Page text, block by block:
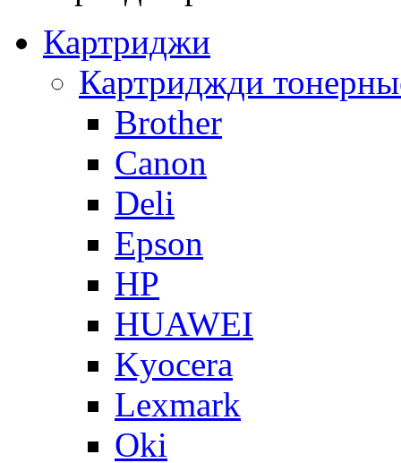
Картриджи
Картриджди
Brother
Canon
Deli
Epson
HP
HUAWEI
Kyocera
Lexmark
Oki